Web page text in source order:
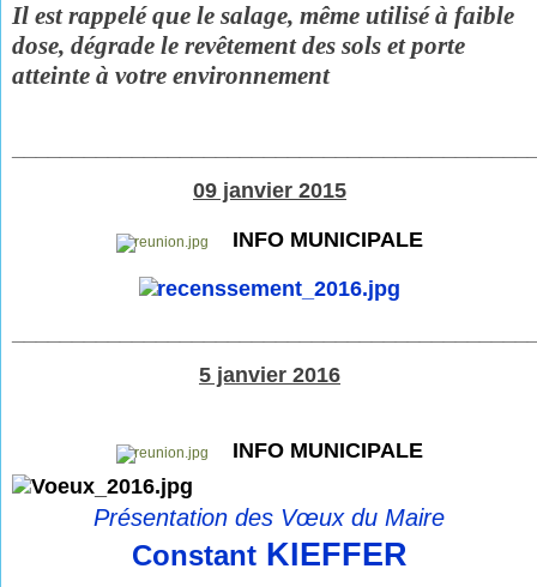
Il est rappelé que le salage, même utilisé à faible
dose, dégrade le revêtement des sols et porte
atteinte à votre environnement
09 janvier 2015
INFO MUNICIPALE
5 janvier 2016
INFO MUNICIPALE
Présentation des Vœux du Maire
Constant KIEFFER